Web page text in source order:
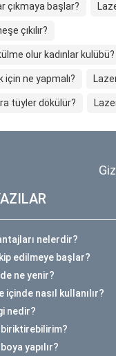
çıkmaya başlar?
çıkılır?
olur kadınlar kulübü?
ne yapmalı?
tüyler dökülür?
nelerdir?
edilmeye başlar?
ne yenir?
nasıl kullanılır?
nedir?
biriktirebilirim?
yapılır?